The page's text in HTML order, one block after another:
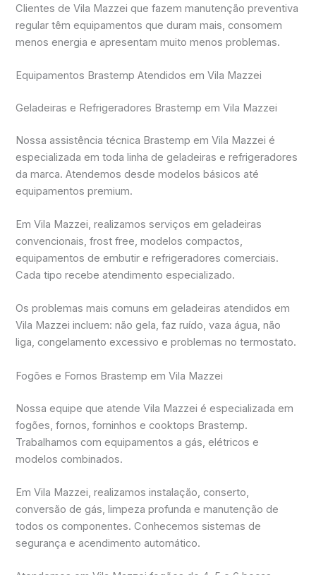
Clientes de Vila Mazzei que fazem manutenção preventiva
regular têm equipamentos que duram mais, consomem
menos energia e apresentam muito menos problemas.
Equipamentos Brastemp Atendidos em Vila Mazzei
Geladeiras e Refrigeradores Brastemp em Vila Mazzei
Nossa assistência técnica Brastemp em Vila Mazzei é
especializada em toda linha de geladeiras e refrigeradores
da marca. Atendemos desde modelos básicos até
equipamentos premium.
Em Vila Mazzei, realizamos serviços em geladeiras
convencionais, frost free, modelos compactos,
equipamentos de embutir e refrigeradores comerciais.
Cada tipo recebe atendimento especializado.
Os problemas mais comuns em geladeiras atendidos em
Vila Mazzei incluem: não gela, faz ruído, vaza água, não
liga, congelamento excessivo e problemas no termostato.
Fogões e Fornos Brastemp em Vila Mazzei
Nossa equipe que atende Vila Mazzei é especializada em
fogões, fornos, forninhos e cooktops Brastemp.
Trabalhamos com equipamentos a gás, elétricos e
modelos combinados.
Em Vila Mazzei, realizamos instalação, conserto,
conversão de gás, limpeza profunda e manutenção de
todos os componentes. Conhecemos sistemas de
segurança e acendimento automático.